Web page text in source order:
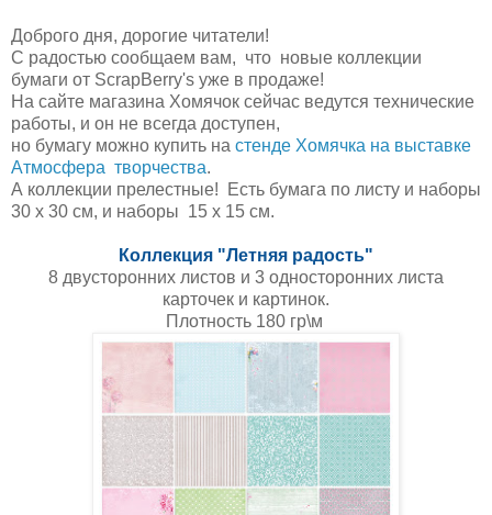
Доброго дня, дорогие читатели!
С радостью сообщаем вам, что новые коллекции
бумаги от ScrapBerry's уже в продаже!
На сайте магазина Хомячок сейчас ведутся технические
работы, и он не всегда доступен,
но бумагу можно купить на стенде Хомячка на выставке
Атмосфера творчества.
А коллекции прелестные! Есть бумага по листу и наборы
30 х 30 см, и наборы 15 х 15 см.
Коллекция "Летняя радость"
8 двусторонних листов и 3 односторонних листа
карточек и картинок.
Плотность 180 гр\м